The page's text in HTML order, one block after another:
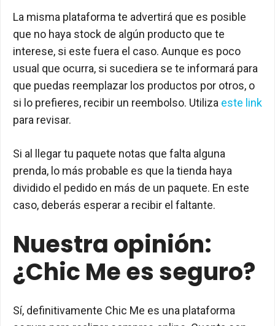
La misma plataforma te advertirá que es posible
que no haya stock de algún producto que te
interese, si este fuera el caso. Aunque es poco
usual que ocurra, si sucediera se te informará para
que puedas reemplazar los productos por otros, o
si lo prefieres, recibir un reembolso. Utiliza este link
para revisar.
Si al llegar tu paquete notas que falta alguna
prenda, lo más probable es que la tienda haya
dividido el pedido en más de un paquete. En este
caso, deberás esperar a recibir el faltante.
Nuestra opinión:
¿Chic Me es seguro?
Sí, definitivamente Chic Me es una plataforma